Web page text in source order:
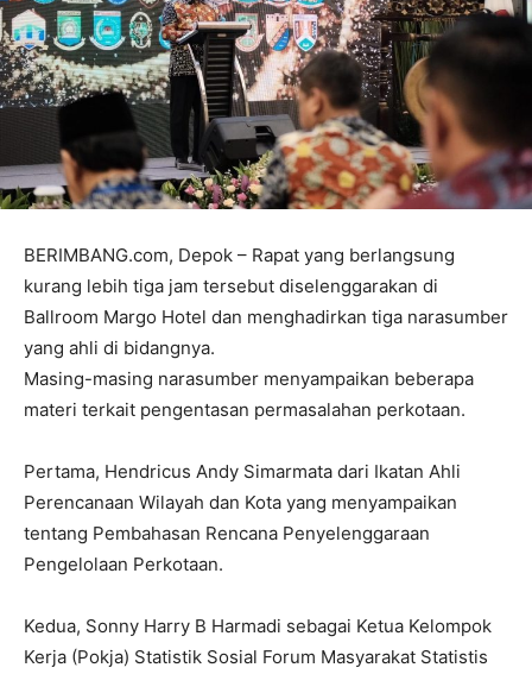
BERIMBANG.com, Depok – Rapat yang berlangsung
kurang lebih tiga jam tersebut diselenggarakan di
Ballroom Margo Hotel dan menghadirkan tiga narasumber
yang ahli di bidangnya.
Masing-masing narasumber menyampaikan beberapa
materi terkait pengentasan permasalahan perkotaan.
Pertama, Hendricus Andy Simarmata dari Ikatan Ahli
Perencanaan Wilayah dan Kota yang menyampaikan
tentang Pembahasan Rencana Penyelenggaraan
Pengelolaan Perkotaan.
Kedua, Sonny Harry B Harmadi sebagai Ketua Kelompok
Kerja (Pokja) Statistik Sosial Forum Masyarakat Statistis